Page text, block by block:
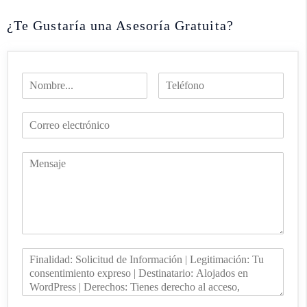
¿Te Gustaría una Asesoría Gratuita?